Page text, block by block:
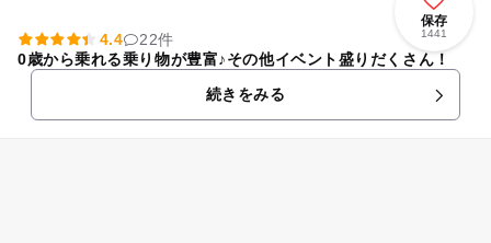
保存
1441
4.4
22件
0歳から乗れる乗り物が豊富♪その他イベント盛りだくさん！
続きをみる